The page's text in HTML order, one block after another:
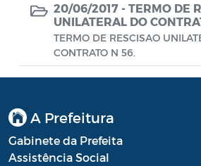
Emendas
Extrato de Contratos
Instruções
Intimação
20/06/2017 - TERMO DE
UNILATERAL DO
TERMO DE RESCISAO
CONTRATO N 56.
A Prefeitura
Gabinete da Prefeita
Assistência Social